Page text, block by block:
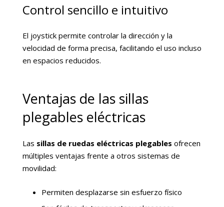
Control sencillo e intuitivo
El joystick permite controlar la dirección y la
velocidad de forma precisa, facilitando el uso incluso
en espacios reducidos.
Ventajas de las sillas
plegables eléctricas
Las sillas de ruedas eléctricas plegables ofrecen
múltiples ventajas frente a otros sistemas de
movilidad:
Permiten desplazarse sin esfuerzo físico